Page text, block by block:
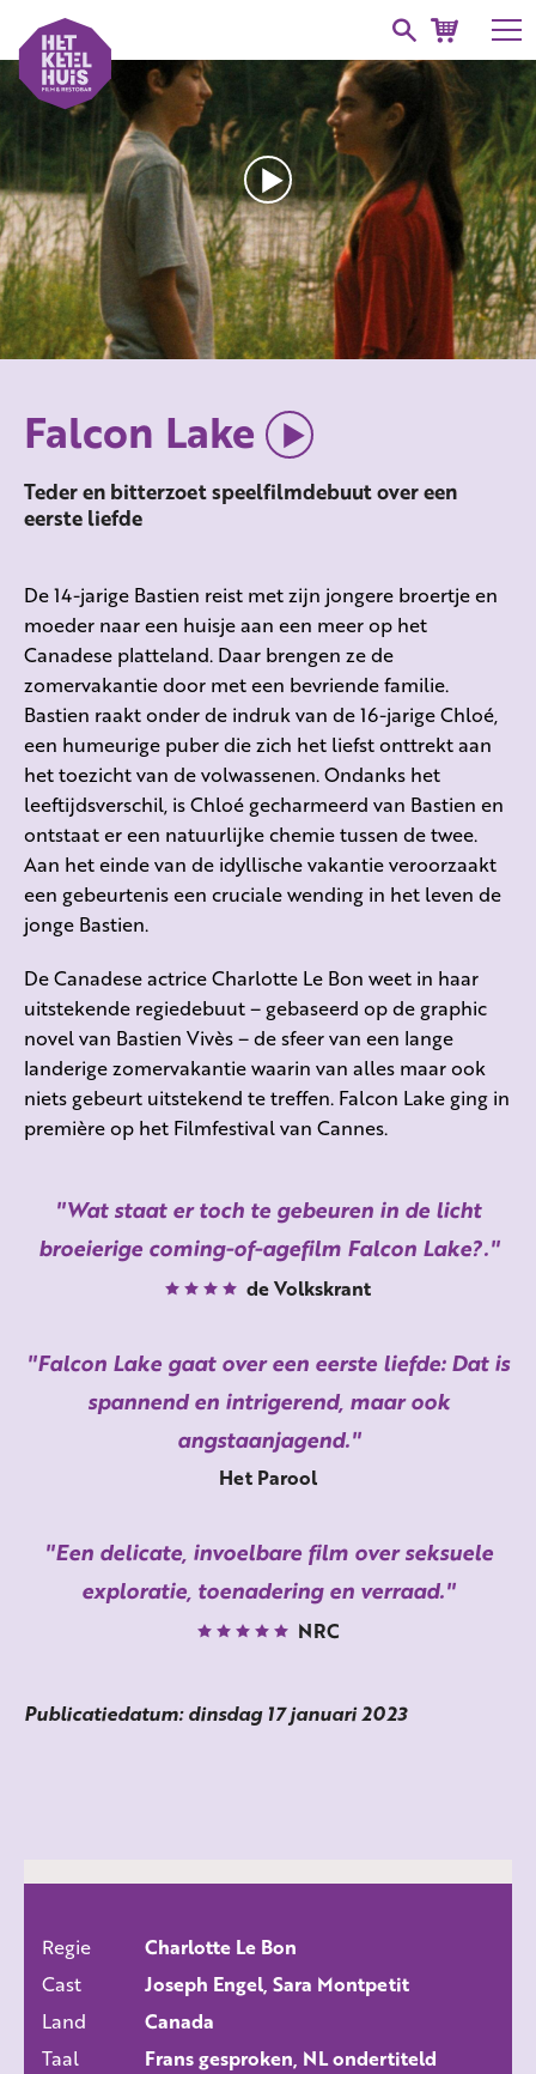
Falcon Lake
Teder en bitterzoet speelfilmdebuut over een
eerste liefde
De 14-jarige Bastien reist met zijn jongere broertje en
moeder naar een huisje aan een meer op het
Canadese platteland. Daar brengen ze de
zomervakantie door met een bevriende familie.
Bastien raakt onder de indruk van de 16-jarige Chloé,
een humeurige puber die zich het liefst onttrekt aan
het toezicht van de volwassenen. Ondanks het
leeftijdsverschil, is Chloé gecharmeerd van Bastien en
ontstaat er een natuurlijke chemie tussen de twee.
Aan het einde van de idyllische vakantie veroorzaakt
een gebeurtenis een cruciale wending in het leven de
jonge Bastien.
De Canadese actrice Charlotte Le Bon weet in haar
uitstekende regiedebuut – gebaseerd op de graphic
novel van Bastien Vivès – de sfeer van een lange
landerige zomervakantie waarin van alles maar ook
niets gebeurt uitstekend te treffen. Falcon Lake ging in
première op het Filmfestival van Cannes.
Wat staat er toch te gebeuren in de licht
broeierige coming-of-agefilm Falcon Lake?.
de Volkskrant
Falcon Lake gaat over een eerste liefde: Dat is
spannend en intrigerend, maar ook
angstaanjagend.
Het Parool
Een delicate, invoelbare film over seksuele
exploratie, toenadering en verraad.
NRC
Publicatiedatum: dinsdag 17 januari 2023
Regie
Charlotte Le Bon
Cast
Joseph Engel, Sara Montpetit
Land
Canada
Taal
Frans gesproken, NL ondertiteld